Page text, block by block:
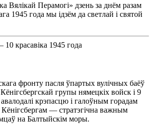
Вялікай Перамогі» дзень за днём разам
1945 года мы ідзём да светлай і святой
фронту пасля ўпартых вулічных баёў
групы нямецкіх войск і 9
крэпасцю і галоўным горадам
— стратэгічна важным
на Балтыйскім моры.